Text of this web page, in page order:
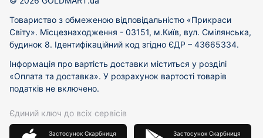
Товариство з обмеженою відповідальністю «Прикраси
Світу». Місцезнаходження - 03151, м.Київ, вул. Смілянська,
будинок 8. Ідентифікаційний код згідно ЄДР – 43665334.
Інформація про вартість доставки міститься у розділі
«Оплата та доставка». У розрахунок вартості товарів
податків не включено.
Єдиний ключ до всіх сервісів
Застосунок Скарбниця Застосунок Скарбниця